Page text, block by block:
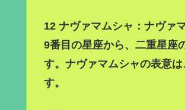
12 ナヴァマムシャ：ナヴァ
9番目の星座から、二重星座
す。ナヴァマムシャの表意
す。